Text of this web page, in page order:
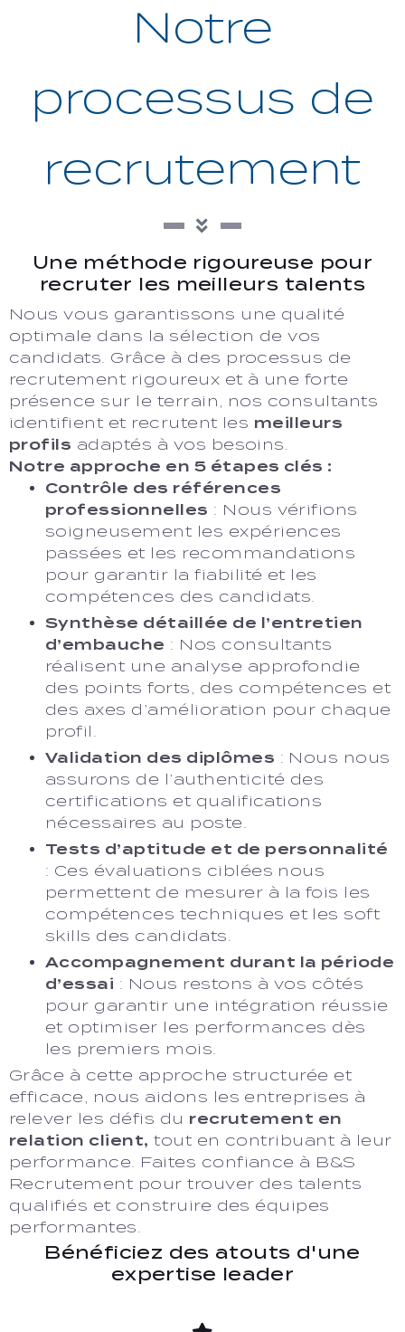
Notre
processus de
recrutement
Une méthode rigoureuse pour
recruter les meilleurs talents
Nous vous garantissons une qualité
optimale dans la sélection de vos
candidats. Grâce à des processus de
recrutement rigoureux et à une forte
présence sur le terrain, nos consultants
identifient et recrutent les meilleurs
profils adaptés à vos besoins.
Notre approche en 5 étapes clés :
Contrôle des références
professionnelles : Nous vérifions
soigneusement les expériences
passées et les recommandations
pour garantir la fiabilité et les
compétences des candidats.
Synthèse détaillée de l’entretien
d’embauche : Nos consultants
réalisent une analyse approfondie
des points forts, des compétences et
des axes d’amélioration pour chaque
profil.
Validation des diplômes : Nous nous
assurons de l’authenticité des
certifications et qualifications
nécessaires au poste.
Tests d’aptitude et de personnalité
: Ces évaluations ciblées nous
permettent de mesurer à la fois les
compétences techniques et les soft
skills des candidats.
Accompagnement durant la période
d’essai : Nous restons à vos côtés
pour garantir une intégration réussie
et optimiser les performances dès
les premiers mois.
Grâce à cette approche structurée et
efficace, nous aidons les entreprises à
relever les défis du recrutement en
relation client, tout en contribuant à leur
performance. Faites confiance à B&S
Recrutement pour trouver des talents
qualifiés et construire des équipes
performantes.
Bénéficiez des atouts d'une
expertise leader